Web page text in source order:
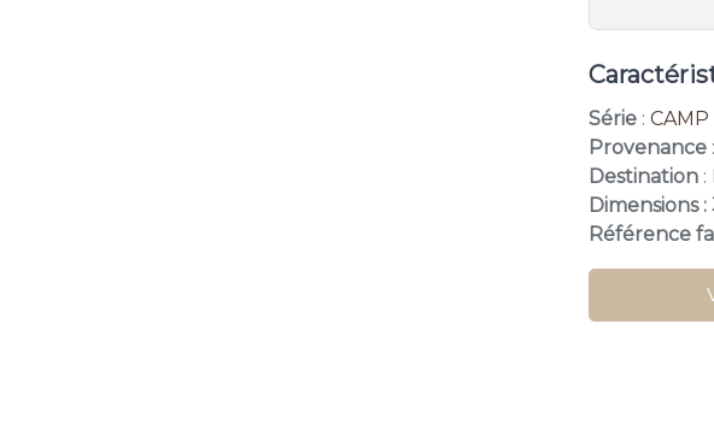
Série :CAMP
Provenance
Destination :
Dimensions
Référence